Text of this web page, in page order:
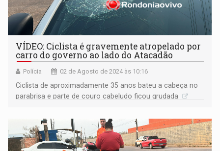
VÍDEO: Ciclista é gravemente atropelado por
carro do governo ao lado do Atacadão
Polícia 02 de Agosto de 2024 às 10:16
Ciclista de aproximadamente 35 anos bateu a cabeça no
parabrisa e parte de couro cabeludo ficou grudada